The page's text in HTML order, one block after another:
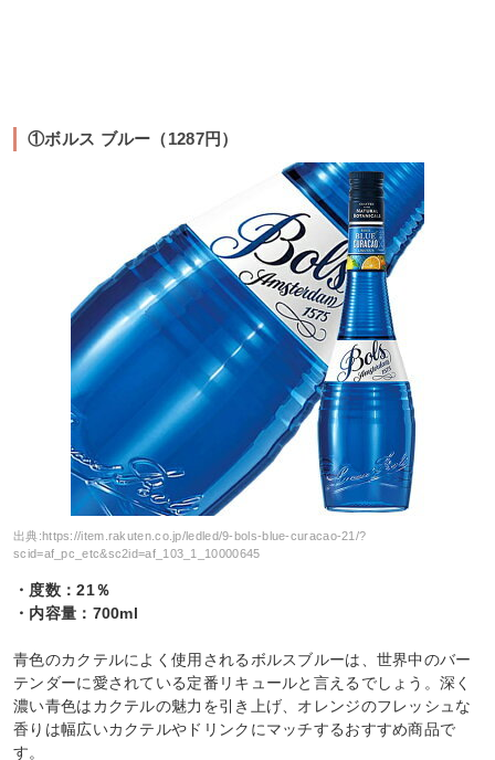
①ボルス ブルー（1287円）
出典:https://item.rakuten.co.jp/ledled/9-bols-blue-curacao-21/?
scid=af_pc_etc&sc2id=af_103_1_10000645
・度数：21％
・内容量：700ml
青色のカクテルによく使用されるボルスブルーは、世界中のバー
テンダーに愛されている定番リキュールと言えるでしょう。深く
濃い青色はカクテルの魅力を引き上げ、オレンジのフレッシュな
香りは幅広いカクテルやドリンクにマッチするおすすめ商品で
す。